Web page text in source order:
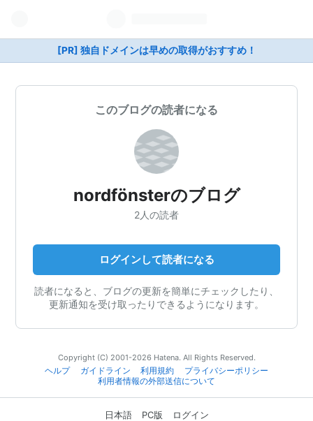
[PR] 独自ドメインは早めの取得がおすすめ！
このブログの読者になる
nordfönsterのブログ
2人の読者
ログインして読者になる
読者になると、ブログの更新を簡単にチェックしたり、
更新通知を受け取ったりできるようになります。
Copyright (C) 2001-2026 Hatena. All Rights Reserved.
ヘルプ
ガイドライン 利用規約
プライバシーポリシー
利用者情報の外部送信について
日本語 PC版 ログイン